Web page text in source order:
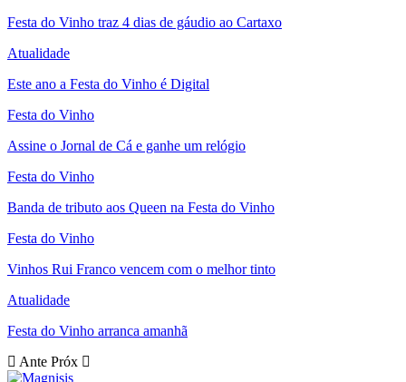
Festa do Vinho traz 4 dias de gáudio ao Cartaxo
Atualidade
Este ano a Festa do Vinho é Digital
Festa do Vinho
Assine o Jornal de Cá e ganhe um relógio
Festa do Vinho
Banda de tributo aos Queen na Festa do Vinho
Festa do Vinho
Vinhos Rui Franco vencem com o melhor tinto
Atualidade
Festa do Vinho arranca amanhã
Ante Próx